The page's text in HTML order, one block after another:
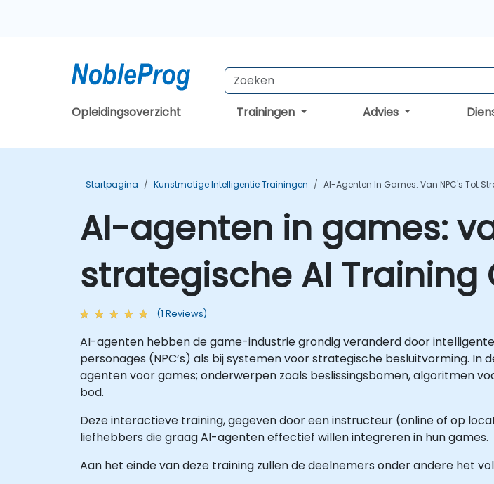
Opleidingsoverzicht Trainingen Advies
Startpagina Kunstmatige Intelligentie Trainingen AI-Agenten In Games: Van NPC's Tot
AI-agenten in games:
strategische AI Training
(1 Reviews)
AI-agenten hebben de game-industrie grondig veranderd door
personages (NPC’s) als bij systemen voor strategische besluitvorming.
agenten voor games; onderwerpen zoals beslissingsbomen, algoritmen
bod.
Deze interactieve training, gegeven door een instructeur (online of op
liefhebbers die graag AI-agenten effectief willen integreren in hun games.
Aan het einde van deze training zullen de deelnemers onder andere het